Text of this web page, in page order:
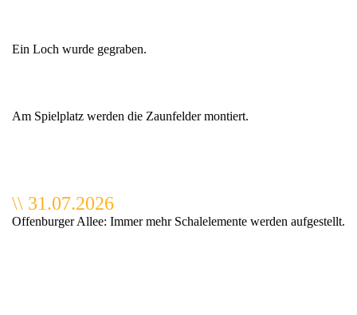
Ein Loch wurde gegraben.
Am Spielplatz werden die Zaunfelder montiert.
\\ 31.07.2026
Offenburger Allee: Immer mehr Schalelemente werden aufgestellt.